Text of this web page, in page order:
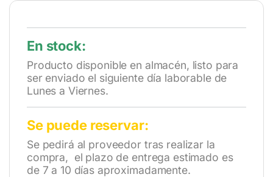
En stock:
Producto disponible en almacén, listo para
ser enviado el siguiente día laborable de
Lunes a Viernes.
Se puede reservar:
Se pedirá al proveedor tras realizar la
compra, el plazo de entrega estimado es
de 7 a 10 días aproximadamente.